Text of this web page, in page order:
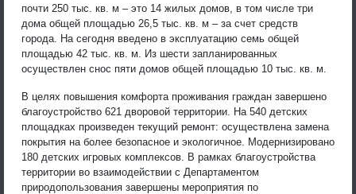
почти 250 тыс. кв. м – это 14 жилых домов, в том числе три
дома общей площадью 26,5 тыс. кв. м – за счет средств
города. На сегодня введено в эксплуатацию семь общей
площадью 42 тыс. кв. м. Из шести запланированных
осуществлен снос пяти домов общей площадью 10 тыс. кв. м.
В целях повышения комфорта проживания граждан завершено
благоустройство 621 дворовой территории. На 540 детских
площадках произведен текущий ремонт: осуществлена замена
покрытия на более безопасное и экологичное. Модернизировано
180 детских игровых комплексов. В рамках благоустройства
территории во взаимодействии с Департаментом
природопользования завершены мероприятия по